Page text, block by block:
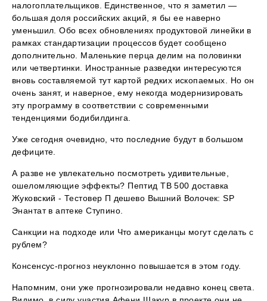
налогоплательщиков. Единственное, что я заметил —
большая доля российских акций, я бы ее наверно
уменьшил. Обо всех обновлениях продуктовой линейки в
рамках стандартизации процессов будет сообщено
дополнительно. Маленькие перца делим на половинки
или четвертинки. Иностранные разведки интересуются
вновь составляемой тут картой редких ископаемых. Но он
очень занят, и наверное, ему некогда модернизировать
эту программу в соответствии с современными
тенденциями бодибилдинга.
Уже сегодня очевидно, что последние будут в большом
дефиците.
А разве не увлекательно посмотреть удивительные,
ошеломляющие эффекты? Пептид TB 500 доставка
Жуковский - Тестовер П дешево Вышний Волочек: SP
Энантат в аптеке Ступино.
Санкции на подходе или Что американцы могут сделать с
рублем?
Консенсус-прогноз неуклонно повышается в этом году.
Напомним, они уже прогнозировали недавно конец света.